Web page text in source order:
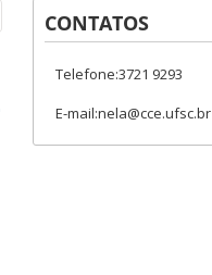
CONTATOS
Telefone:3721 9293
E-mail:nela@cce.ufsc.br